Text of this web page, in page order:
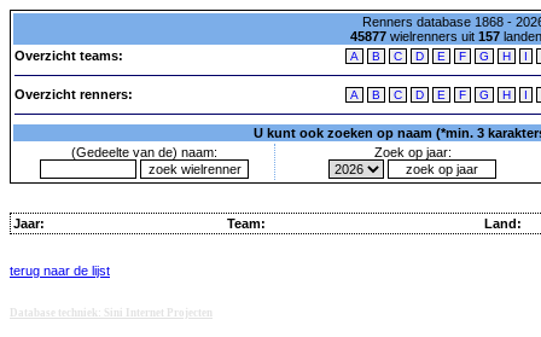
Renners database 1868 -
45877wielrenners uit 157
Overzicht teams:
A B C D E F G H I
Overzicht renners: A B C D E F G H I
U kunt ook zoeken op naam (*min. 3
(Gedeelte van de) naam:
Zoek op jaar:
Jaar: Team: Land:
terug naar de lijst
Database techniek: Sini Internet Projecten